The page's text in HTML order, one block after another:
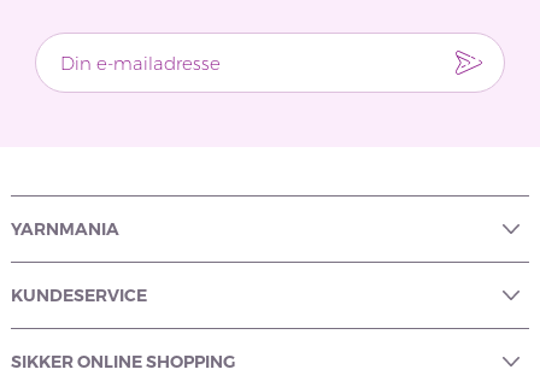
YARNMANIA
KUNDESERVICE
SIKKER ONLINE SHOPPING